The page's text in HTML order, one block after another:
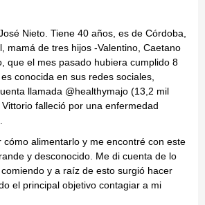
Nieto. Tiene 40 años, es de Córdoba,
mamá de tres hijos -Valentino, Caetano
que el mes pasado hubiera cumplido 8
conocida en sus redes sociales,
llamada @healthymajo (13,2 mil
falleció por una enfermedad
cómo alimentarlo y me encontré con este
y desconocido. Me di cuenta de lo
y a raíz de esto surgió hacer
el principal objetivo contagiar a mi